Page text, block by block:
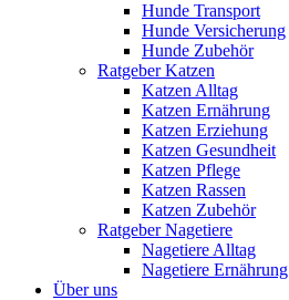
Hunde Transport
Hunde Versicherung
Hunde Zubehör
Ratgeber Katzen
Katzen Alltag
Katzen Ernährung
Katzen Erziehung
Katzen Gesundheit
Katzen Pflege
Katzen Rassen
Katzen Zubehör
Ratgeber Nagetiere
Nagetiere Alltag
Nagetiere Ernährung
Über uns